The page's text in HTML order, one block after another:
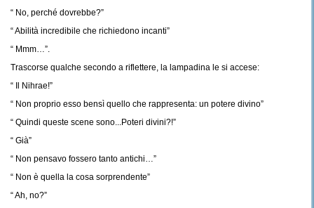
“ No, perché dovrebbe?”
“ Abilità incredibile che richiedono incanti”
“ Mmm…”.
Trascorse qualche secondo a riflettere, la lampadina le si accese:
“ Il Nihrae!”
“ Non proprio esso bensì quello che rappresenta: un potere divino”
“ Quindi queste scene sono...Poteri divini?!”
“ Già”
“ Non pensavo fossero tanto antichi…”
“ Non è quella la cosa sorprendente”
“ Ah, no?”